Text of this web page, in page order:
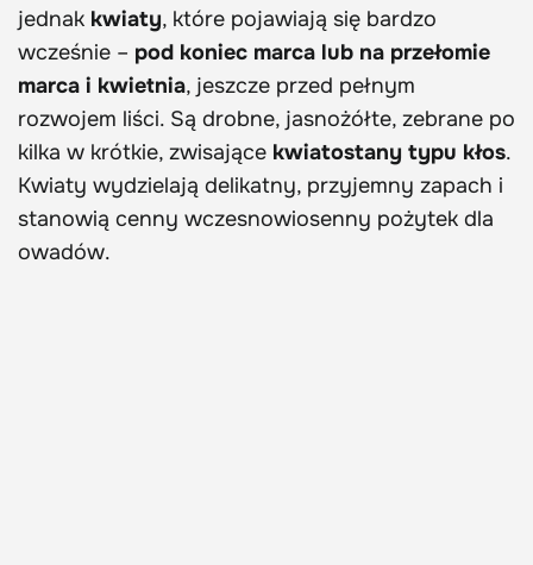
jednak kwiaty, które pojawiają się bardzo
wcześnie – pod koniec marca lub na przełomie
marca i kwietnia, jeszcze przed pełnym
rozwojem liści. Są drobne, jasnożółte, zebrane po
kilka w krótkie, zwisające kwiatostany typu kłos.
Kwiaty wydzielają delikatny, przyjemny zapach i
stanowią cenny wczesnowiosenny pożytek dla
owadów.